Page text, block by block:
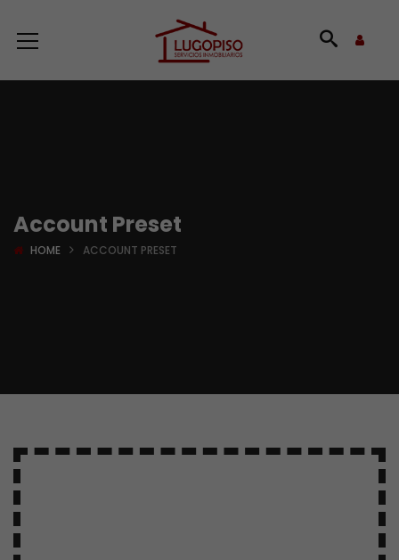
Account Preset
HOME ACCOUNT PRESET